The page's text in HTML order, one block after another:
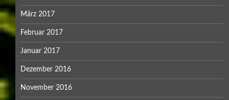
März 2017
Februar 2017
Januar 2017
Dezember 2016
November 2016